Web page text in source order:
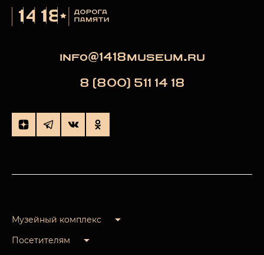
info@1418museum.ru
8 (800) 511 14 18
Музейный комплекс
Посетителям